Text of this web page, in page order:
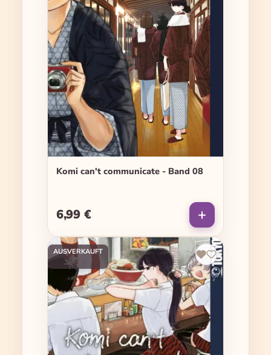
Komi can't communicate - Band 08
Regulärer Preis:
6,99 €
AUSVERKAUFT